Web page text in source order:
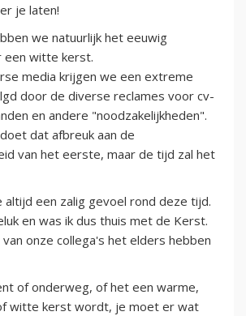
je laten!
we natuurlijk het eeuwig
een witte kerst.
media krijgen we een extreme
door de diverse reclames voor cv-
en andere "noodzakelijkheden".
dat afbreuk aan de
van het eerste, maar de tijd zal het
altijd een zalig gevoel rond deze tijd.
en was ik dus thuis met de Kerst.
van onze collega's het elders hebben
of onderweg, of het een warme,
witte kerst wordt, je moet er wat